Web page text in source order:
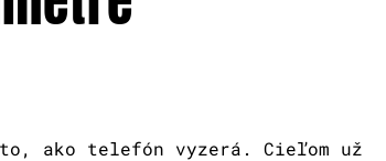
to, ako telefón vyzerá. Cieľom už